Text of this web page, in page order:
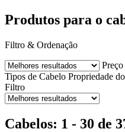
Produtos para o
Filtro & Ordenação
Preço
Tipos de Cabelo Propriedade
Filtro
Cabelos: 1 - 30 de